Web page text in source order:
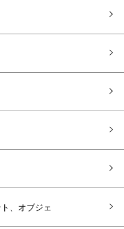
、オブジェ